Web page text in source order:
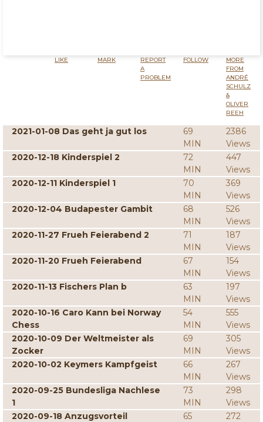
LIKE MARK
REPORT
A
PROBLEM
FOLLOW
MORE
FROM
ANDRÉ
SCHULZ
&
OLIVER
REEH
2021-01-08 Das geht ja gut los
69
MIN
2386
Views
2020-12-18 Kinderspiel 2
72
MIN
447
Views
2020-12-11 Kinderspiel 1
70
MIN
369
Views
2020-12-04 Budapester Gambit
68
MIN
526
Views
2020-11-27 Frueh Feierabend 2
71
MIN
187
Views
2020-11-20 Frueh Feierabend
67
MIN
154
Views
2020-11-13 Fischers Plan b
63
MIN
197
Views
2020-10-16 Caro Kann bei Norway
Chess
54
MIN
555
Views
2020-10-09 Der Weltmeister als
Zocker
69
MIN
305
Views
2020-10-02 Keymers Kampfgeist
66
MIN
267
Views
2020-09-25 Bundesliga Nachlese
1
73
MIN
298
Views
2020-09-18 Anzugsvorteil
65
272